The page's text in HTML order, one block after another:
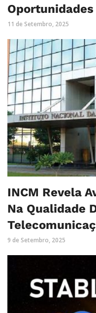
Oportunidades
11 de Setembro, 2025
INCM Revela
Na Qualidade
9 de Setembro, 2025